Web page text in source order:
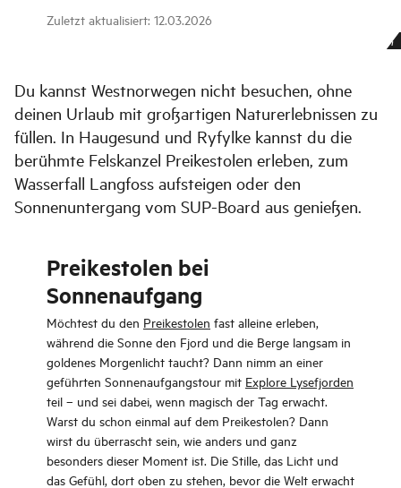
Zuletzt aktualisiert: 12.03.2026
Raw Ocean Lodge - Skaarnesheimen
Du kannst Westnorwegen nicht besuchen, ohne
deinen Urlaub mit großartigen Naturerlebnissen zu
füllen. In Haugesund und Ryfylke kannst du die
berühmte Felskanzel Preikestolen erleben, zum
Wasserfall Langfoss aufsteigen oder den
Sonnenuntergang vom SUP-Board aus genießen.
Preikestolen bei
Sonnenaufgang
Möchtest du den Preikestolen fast alleine erleben,
während die Sonne den Fjord und die Berge langsam in
goldenes Morgenlicht taucht? Dann nimm an einer
geführten Sonnenaufgangstour mit Explore Lysefjorden
teil – und sei dabei, wenn magisch der Tag erwacht.
Warst du schon einmal auf dem Preikestolen? Dann
wirst du überrascht sein, wie anders und ganz
besonders dieser Moment ist. Die Stille, das Licht und
das Gefühl, dort oben zu stehen, bevor die Welt erwacht